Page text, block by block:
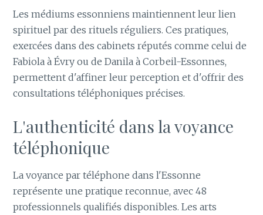
Les médiums essonniens maintiennent leur lien
spirituel par des rituels réguliers. Ces pratiques,
exercées dans des cabinets réputés comme celui de
Fabiola à Évry ou de Danila à Corbeil-Essonnes,
permettent d'affiner leur perception et d'offrir des
consultations téléphoniques précises.
L'authenticité dans la voyance
téléphonique
La voyance par téléphone dans l'Essonne
représente une pratique reconnue, avec 48
professionnels qualifiés disponibles. Les arts